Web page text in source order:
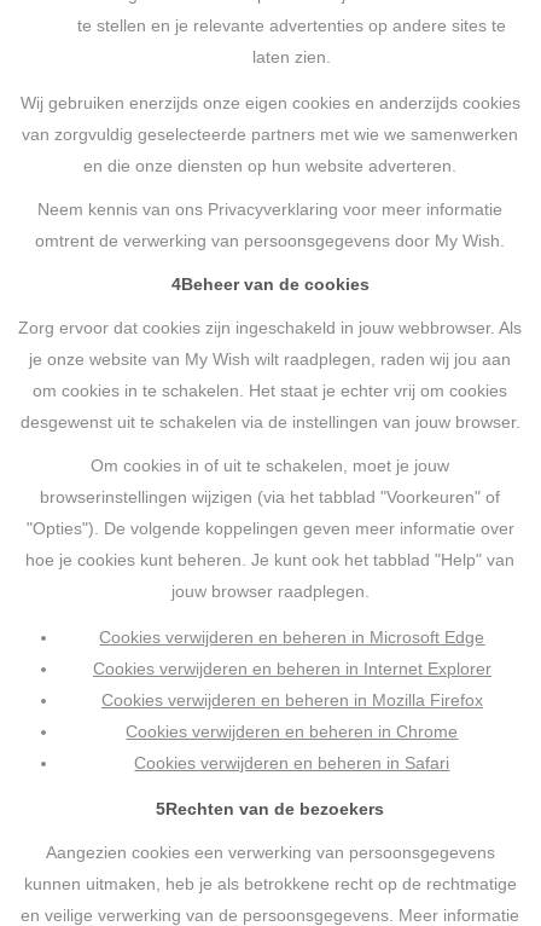
te stellen en je relevante advertenties op andere sites te
laten zien.
Wij gebruiken enerzijds onze eigen cookies en anderzijds cookies
van zorgvuldig geselecteerde partners met wie we samenwerken
en die onze diensten op hun website adverteren.
Neem kennis van ons Privacyverklaring voor meer informatie
omtrent de verwerking van persoonsgegevens door My Wish.
4Beheer van de cookies
Zorg ervoor dat cookies zijn ingeschakeld in jouw webbrowser. Als
je onze website van My Wish wilt raadplegen, raden wij jou aan
om cookies in te schakelen. Het staat je echter vrij om cookies
desgewenst uit te schakelen via de instellingen van jouw browser.
Om cookies in of uit te schakelen, moet je jouw
browserinstellingen wijzigen (via het tabblad "Voorkeuren" of
"Opties"). De volgende koppelingen geven meer informatie over
hoe je cookies kunt beheren. Je kunt ook het tabblad "Help" van
jouw browser raadplegen.
Cookies verwijderen en beheren in Microsoft Edge
Cookies verwijderen en beheren in Internet Explorer
Cookies verwijderen en beheren in Mozilla Firefox
Cookies verwijderen en beheren in Chrome
Cookies verwijderen en beheren in Safari
5Rechten van de bezoekers
Aangezien cookies een verwerking van persoonsgegevens
kunnen uitmaken, heb je als betrokkene recht op de rechtmatige
en veilige verwerking van de persoonsgegevens. Meer informatie